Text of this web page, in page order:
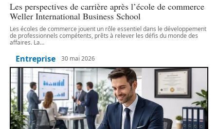
Les perspectives de carrière après l’école de commerce
Weller International Business School
Les écoles de commerce jouent un rôle essentiel dans le développement
de professionnels compétents, prêts à relever les défis du monde des
affaires. La…
Entreprise 30 mai 2026